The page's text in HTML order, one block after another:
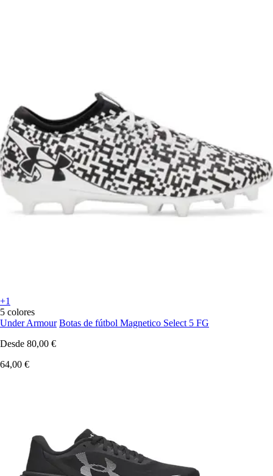
+1
5 colores
Under Armour Botas de fútbol Magnetico Select 5 FG
Desde 80,00 €
64,00 €